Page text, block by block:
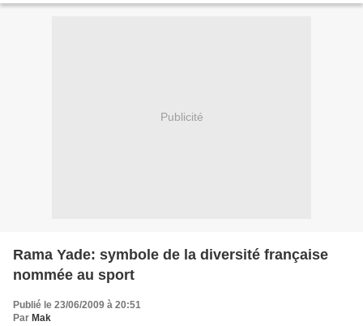
Publicité
Rama Yade: symbole de la diversité française
nommée au sport
Publié le 23/06/2009 à 20:51
Par Mak